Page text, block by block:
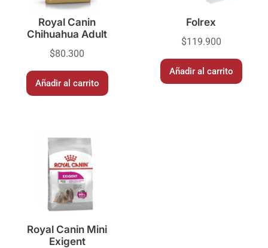
Royal Canin
Chihuahua Adult
$80.300
Añadir al carrito
Folrex
$119.900
Añadir al carrito
Royal Canin Mini
Exigent